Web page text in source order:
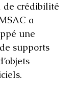
de crédibilité
a
une
supports